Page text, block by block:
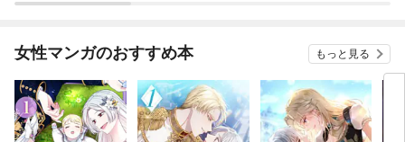
が、出世した元教え子
らない件～ 第1話
女性マンガのおすすめ本 もっと見る